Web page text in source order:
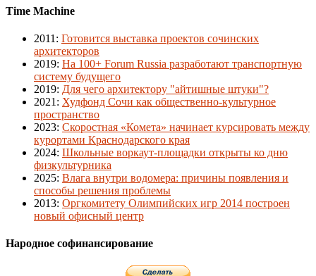
Time Machine
2011 : Готовится выставка проектов сочинских
архитекторов
2019: На 100+ Forum Russia разработают транспортную
систему будущего
2019: Для чего архитектору "айтишные штуки"?
2021 : Худфонд Сочи как общественно-культурное
пространство
2023: Скоростная «Комета» начинает курсировать между
курортами Краснодарского края
2024: Школьные воркаут-площадки открыты ко дню
физкультурника
2025: Влага внутри водомера: причины появления и
способы решения проблемы
2013: Оргкомитету Олимпийских игр 2014 построен
новый офисный центр
Народное софинансирование